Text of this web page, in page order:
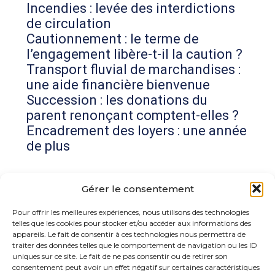
Gérer le consentement
Pour offrir les meilleures expériences, nous utilisons des technologies
telles que les cookies pour stocker et/ou accéder aux informations des
appareils. Le fait de consentir à ces technologies nous permettra de
traiter des données telles que le comportement de navigation ou les ID
uniques sur ce site. Le fait de ne pas consentir ou de retirer son
consentement peut avoir un effet négatif sur certaines caractéristiques
Incendies : levée des interdictions
de circulation
Cautionnement : le terme de
l’engagement libère-t-il la caution ?
Transport fluvial de marchandises :
une aide financière bienvenue
Succession : les donations du
parent renonçant comptent-elles ?
Encadrement des loyers : une année
de plus
Commentaires récents
Aucun commentaire à afficher.